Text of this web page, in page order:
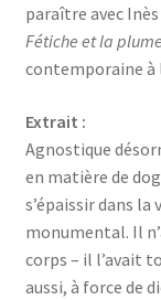
paraître avec
Fétiche et la plume
contemporaine à
Extrait :
Agnostique
en matière de
s’épaissir dans la
monumental. Il
corps – il l’avait
aussi, à force de